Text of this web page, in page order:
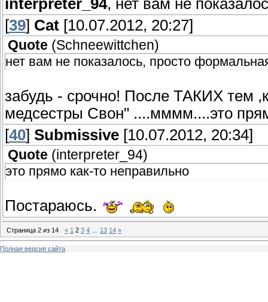
interpreter_94, нет вам не
[39] Сat [10.07.2012, 20:27]
Quote (Schneewittchen)
нет вам не показалось, просто
забудь - срочно! После ТАКИХ тем
медсестры Свон" ....мммм....это
[40] Submissive [10.07.2012, 20:34]
Quote (interpreter_94)
это прямо как-то неправильно
Постараюсь.
Страница 2 из 14 « 1 2 3 4 13 14 »
Полная версия сайта